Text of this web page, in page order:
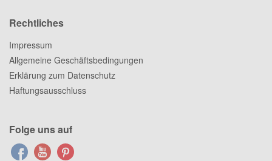
Rechtliches
Impressum
Allgemeine Geschäftsbedingungen
Erklärung zum Datenschutz
Haftungsausschluss
Folge uns auf